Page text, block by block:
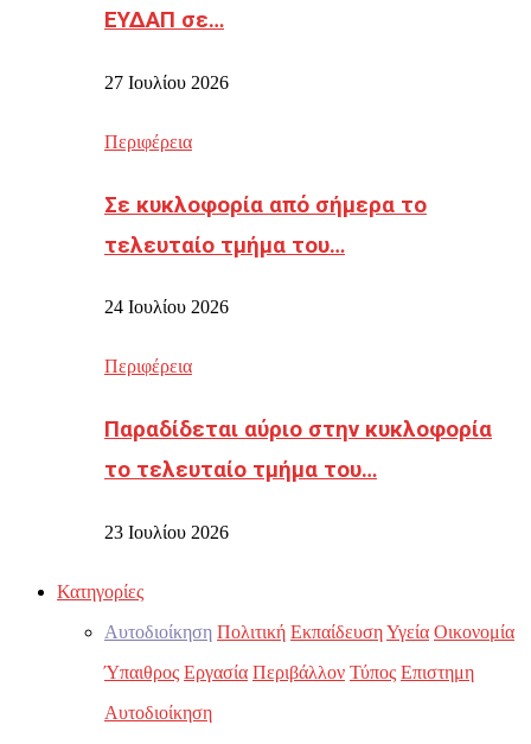
ΕΥΔΑΠ σε…
27 Ιουλίου 2026
Περιφέρεια
Σε κυκλοφορία από σήμερα το
τελευταίο τμήμα του…
24 Ιουλίου 2026
Περιφέρεια
Παραδίδεται αύριο στην κυκλοφορία
το τελευταίο τμήμα του…
23 Ιουλίου 2026
Κατηγορίες
Αυτοδιοίκηση Πολιτική ΕκπαίδευσηΥγεία Οικονομία
Ύπαιθρος Εργασία Περιβάλλον Τύπος Επιστημη
Αυτοδιοίκηση